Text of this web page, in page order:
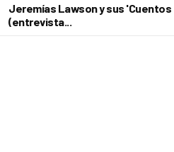
Jeremías Lawson y sus
(entrevista...